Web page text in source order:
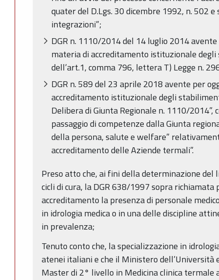
quater del D.Lgs. 30 dicembre 1992, n. 502
integrazioni”;
DGR n. 1110/2014 del 14 luglio 2014
materia di accreditamento istituzionale
dell’art.1, comma 796, lettera T) Legge n.
DGR n. 589 del 23 aprile 2018 avente per
accreditamento istituzionale degli
Delibera di Giunta Regionale n. 1110/2014”,
passaggio di competenze dalla Giunta
della persona, salute e welfare”
accreditamento delle Aziende termali”.
Preso atto che, ai fini della determinazione
cicli di cura, la DGR 638/1997 sopra
accreditamento la presenza di personale
in idrologia medica o in una delle discipline
in prevalenza;
Tenuto conto che, la specializzazione in
atenei italiani e che il Ministero dell’Università
Master di 2° livello in Medicina clinica termale